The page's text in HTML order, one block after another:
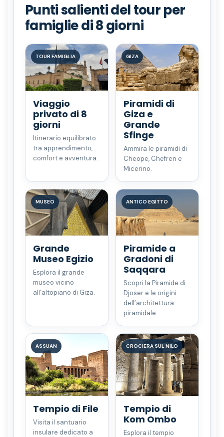
Punti salienti del tour per
famiglie di 8 giorni
TOUR FAMIGLIA
Viaggio
privato di 8
giorni
Itinerario equilibrato
tra apprendimento,
comfort e avventura.
GIZA
Piramidi di
Giza e
Grande
Sfinge
Ammira le piramidi di
Cheope, Chefren e
Micerino.
MUSEO
Grande
Museo Egizio
Esplora il grande
museo vicino
all’altopiano di Giza.
ANTICO EGITTO
Piramide a
Gradoni di
Saqqara
Scopri la Piramide di
Djoser e le origini
dell’architettura
piramidale.
ASSUAN
Tempio di File
Visita il santuario
insulare dedicato a
CROCIERA SUL NILO
Tempio di
Kom Ombo
Esplora il tempio